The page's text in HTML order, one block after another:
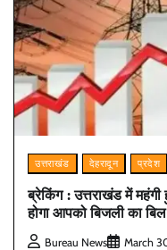
उत्तराखंड देहरादून प्रदेश
ब्रेकिंग : उत्तराखंड में
होगा आपको बिजली का बिल
Bureau News March